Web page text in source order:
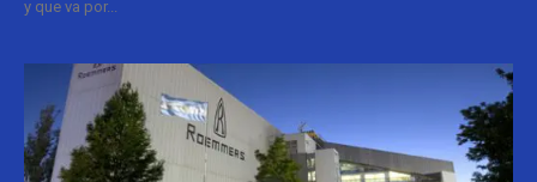
y que va por...